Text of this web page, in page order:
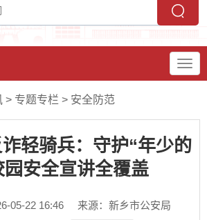
> 专题专栏 > 安全防范
轻骑兵：守护“年少的
园安全宣讲全覆盖
05-22 16:46
来源：新乡市公安局